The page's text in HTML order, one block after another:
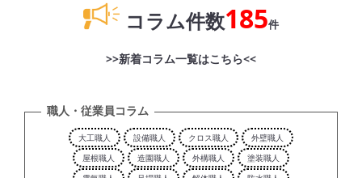
コラム件数185件
>>新着コラム一覧はこちら<<
職人・従業員コラム
大工職人 設備職人 クロス職人
外壁職人
屋根職人
造園職人 外構職人
塗装職人